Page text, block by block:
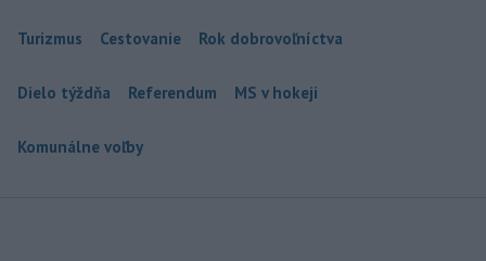
Turizmus Cestovanie Rok dobrovoľníctva
Dielo týždňa Referendum MS v hokeji
Komunálne voľby